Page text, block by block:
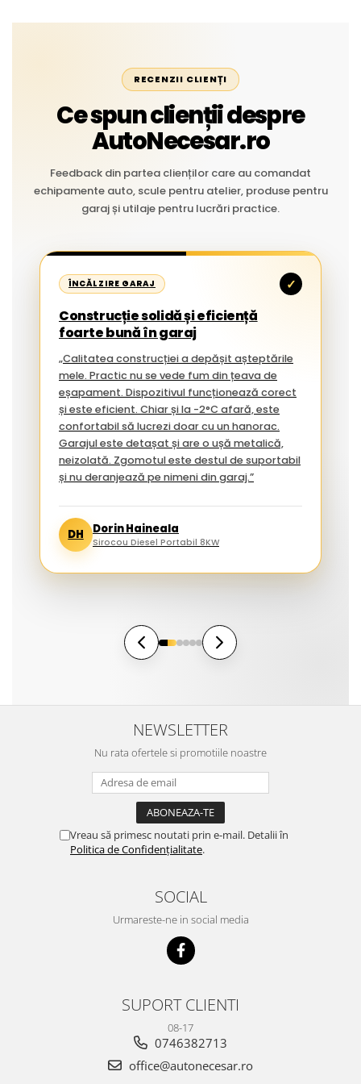
RECENZII CLIENȚI
Ce spun clienții despre
AutoNecesar.ro
Feedback din partea clienților care au comandat
echipamente auto, scule pentru atelier, produse pentru
garaj și utilaje pentru lucrări practice.
ÎNCĂLZIRE GARAJ ✓
Construcție solidă și eficiență
foarte bună în garaj
„Calitatea construcției a depășit așteptările
mele. Practic nu se vede fum din țeava de
eșapament. Dispozitivul funcționează corect
și este eficient. Chiar și la -2°C afară, este
confortabil să lucrezi doar cu un hanorac.
Garajul este detașat și are o ușă metalică,
neizolată. Zgomotul este destul de suportabil
și nu deranjează pe nimeni din garaj.”
DH Dorin Haineala
Sirocou Diesel Portabil 8KW
NEWSLETTER
Nu rata ofertele si promotiile noastre
Vreau să primesc noutati prin e-mail. Detalii în
Politica de Confidențialitate.
SOCIAL
Urmareste-ne in social media
SUPORT CLIENTI
08-17
0746382713
office@autonecesar.ro